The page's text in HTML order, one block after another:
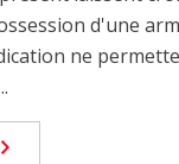
d'une
ne